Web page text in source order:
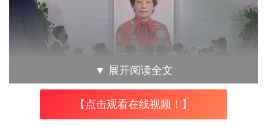
▼ 展开阅读全文
【点击观看在线视频！】